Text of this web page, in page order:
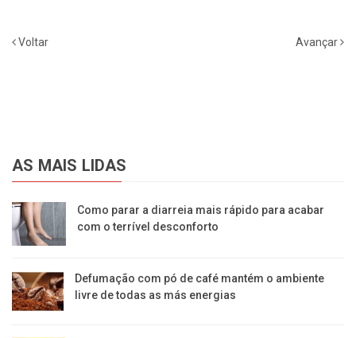
Voltar Avançar
AS MAIS LIDAS
Como parar a diarreia mais rápido para acabar
com o terrível desconforto
Defumação com pó de café mantém o ambiente
livre de todas as más energias